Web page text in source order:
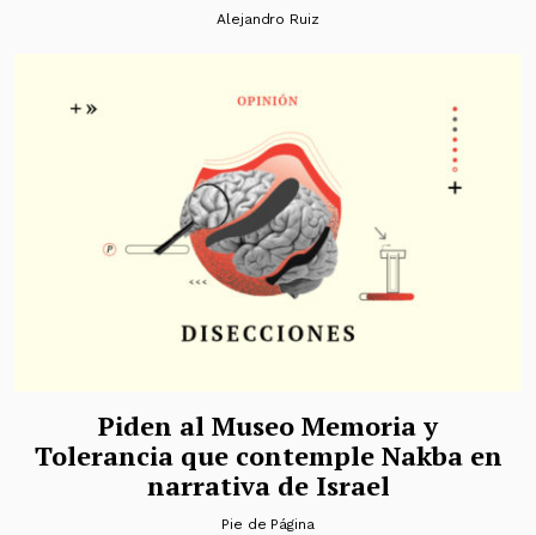
Alejandro Ruiz
Piden al Museo Memoria y
Tolerancia que contemple Nakba en
narrativa de Israel
Pie de Página